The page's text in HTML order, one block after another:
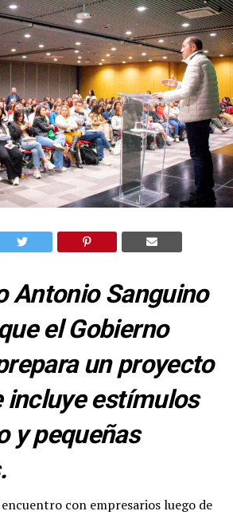
Antonio Sanguino
el Gobierno
un proyecto
incluye estímulos
y pequeñas
con empresarios luego de